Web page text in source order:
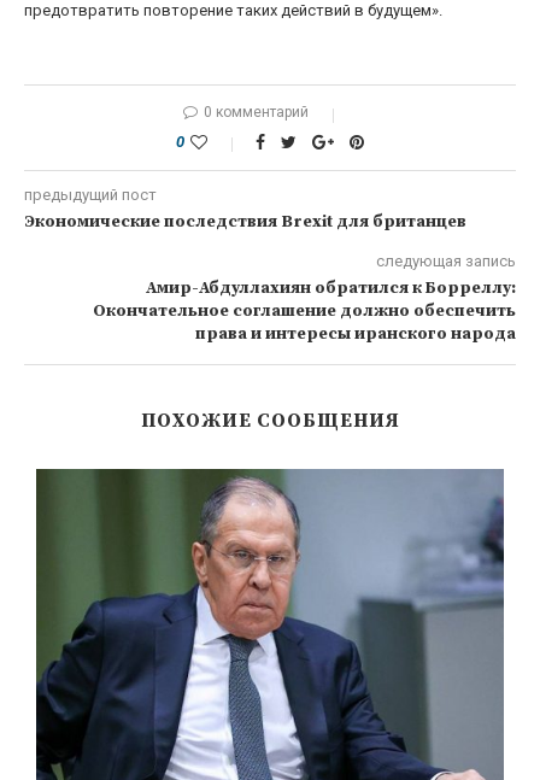
предотвратить повторение таких действий в будущем».
0 комментарий
0
предыдущий пост
Экономические последствия Brexit для британцев
следующая запись
Амир-Абдуллахиян обратился к Борреллу:
Окончательное соглашение должно обеспечить
права и интересы иранского народа
ПОХОЖИЕ СООБЩЕНИЯ